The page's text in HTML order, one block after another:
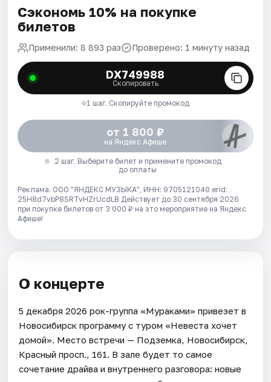
Сэкономь 10% на покупке
билетов
Применили: 8 893 раз Проверено: 1 минуту назад
DX749988
Скопировать
1 шаг. Скопируйте промокод
от 1 800 ₽
на Яндекс Афише
2 шаг. Выберите билет и примените промокод
до оплаты
Реклама. ООО "ЯНДЕКС МУЗЫКА", ИНН: 9705121040 erid:
25H8d7vbP8SRTvHZrUcdLB Действует до 30 сентября 2026
при покупке билетов от 3 000 ₽ на это мероприятие на Яндекс
Афише!
О концерте
5 декабря 2026 рок-группа «Мураками» привезет в
Новосибирск программу с туром «Невеста хочет
домой». Место встречи — Подземка, Новосибирск,
Красный просп., 161. В зале будет то самое
сочетание драйва и внутреннего разговора: новые